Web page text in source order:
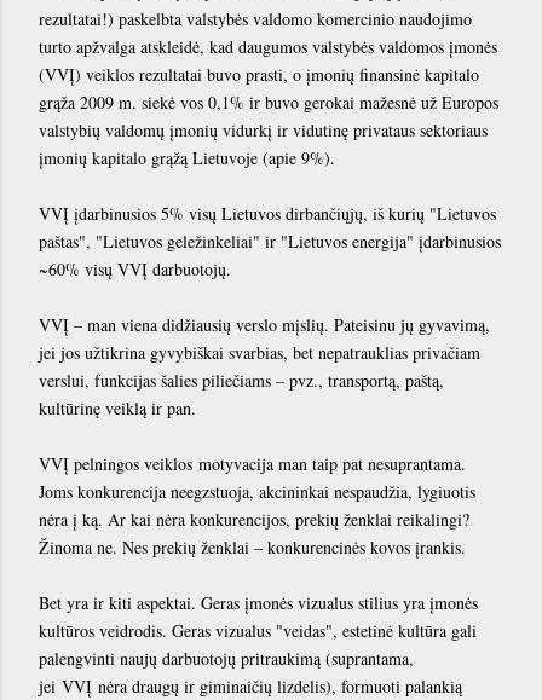
rezultatai!) paskelbta valstybės valdomo komercinio naudojimo
turto apžvalga atskleidė, kad daugumos valstybės valdomos įmonės
(VVĮ) veiklos rezultatai buvo prasti, o įmonių finansinė kapitalo
grąža 2009 m. siekė vos 0,1% ir buvo gerokai mažesnė už Europos
valstybių valdomų įmonių vidurkį ir vidutinę privataus sektoriaus
įmonių kapitalo grąžą Lietuvoje (apie 9%).
VVĮ įdarbinusios 5% visų Lietuvos dirbančiųjų, iš kurių "Lietuvos
paštas", "Lietuvos geležinkeliai" ir "Lietuvos energija" įdarbinusios
~60% visų VVĮ darbuotojų.
VVĮ – man viena didžiausių verslo mįslių. Pateisinu jų gyvavimą,
jei jos užtikrina gyvybiškai svarbias, bet nepatrauklias privačiam
verslui, funkcijas šalies piliečiams – pvz., transportą, paštą,
kultūrinę veiklą ir pan.
VVĮ pelningos veiklos motyvacija man taip pat nesuprantama.
Joms konkurencija neegzstuoja, akcininkai nespaudžia, lygiuotis
nėra į ką. Ar kai nėra konkurencijos, prekių ženklai reikalingi?
Žinoma ne. Nes prekių ženklai – konkurencinės kovos įrankis.
Bet yra ir kiti aspektai. Geras įmonės vizualus stilius yra įmonės
kultūros veidrodis. Geras vizualus "veidas", estetinė kultūra gali
palengvinti naujų darbuotojų pritraukimą (suprantama,
jei VVĮ nėra draugų ir giminaičių lizdelis), formuoti palankią